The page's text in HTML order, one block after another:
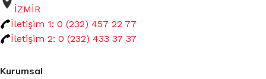
İZMİR
İletişim 1: 0 (232) 457 22 77
İletişim 2: 0 (232) 433 37 37
Kurumsal